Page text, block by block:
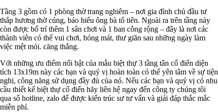
Tầng 3 gồm có 1 phòng thờ trang nghiêm – nơi gia đình chủ đầu tư
thắp hương thờ cúng, báo hiếu ông bà tổ tiên. Ngoài ra trên tầng này
còn được bố trí thêm 1 sân chơi và 1 ban công rộng – đây là nơi các
thành viên có thể vui chơi, hóng mát, thư giãn sau những ngày làm
việc mệt mỏi. căng thẳng.
Với những ưu điểm nổi bật của mẫu biệt thự 3 tầng tân cổ điển diện
tích 13x19m này các bạn và quý vị hoàn toàn có thể yên tâm về sự tiện
nghi, công năng sử dụng đầy đủ của nó. Nếu các bạn và quý vị có nhu
cầu thiết kế biệt thự cổ điển hãy liên hệ ngay đến công ty chúng tôi
qua số hotline, zalo để được kiến trúc sư tư vấn và giải đáp thắc mắc
miễn phí.